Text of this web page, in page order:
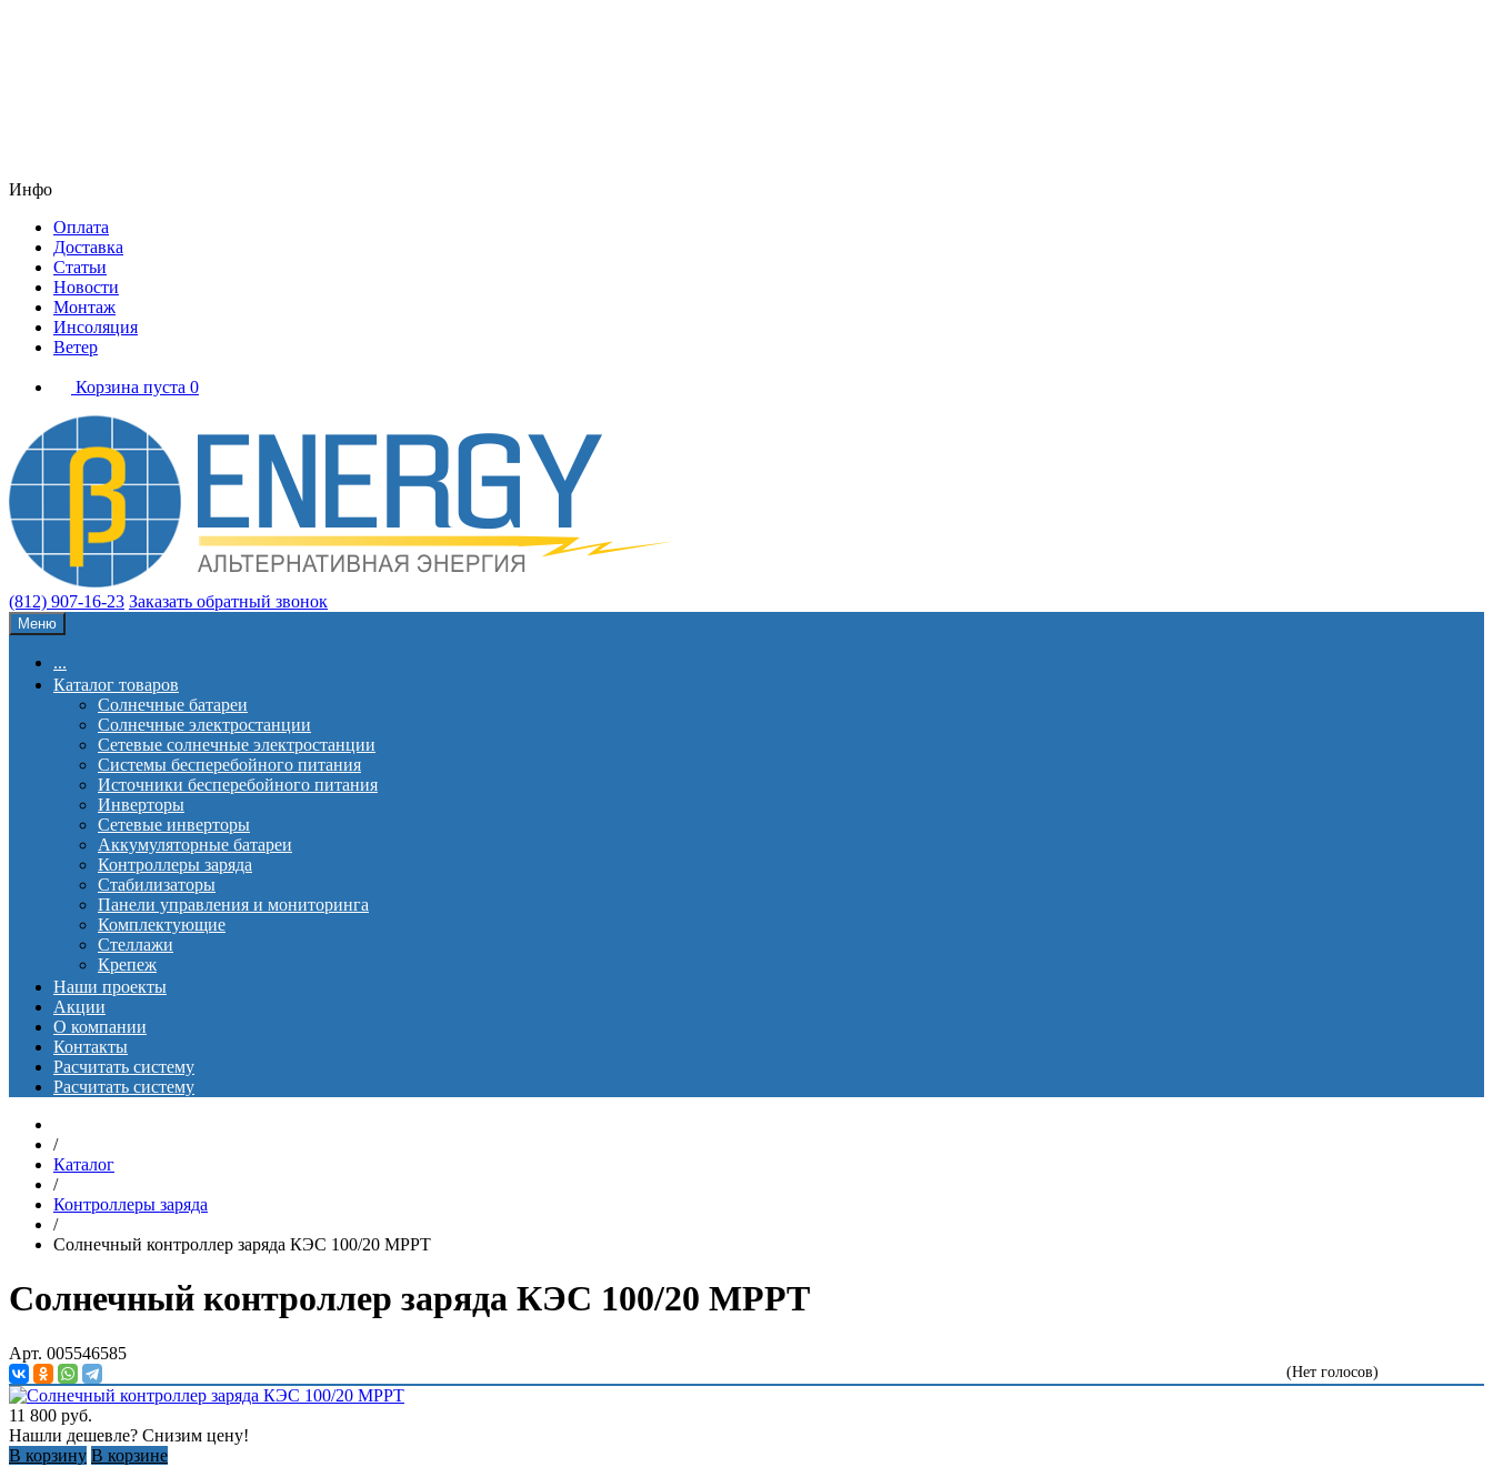
Инфо
Оплата
Доставка
Статьи
Новости
Монтаж
Инсоляция
Ветер
Корзина пуста 0
(812) 907-16-23 Заказать обратный звонок
Меню
...
Каталог товаров
Солнечные батареи
Солнечные электростанции
Сетевые солнечные электростанции
Системы бесперебойного питания
Источники бесперебойного питания
Инверторы
Сетевые инверторы
Аккумуляторные батареи
Контроллеры заряда
Стабилизаторы
Панели управления и мониторинга
Комплектующие
Стеллажи
Крепеж
Наши проекты
Акции
О компании
Контакты
Расчитать систему
Расчитать систему
/
Каталог
/
Контроллеры заряда
/
Солнечный контроллер заряда КЭС 100/20 MPPT
Солнечный контроллер заряда КЭС 100/20 MPPT
Арт. 005546585
(Нет голосов)
11 800 руб.
Нашли дешевле? Снизим цену!
В корзину В корзине